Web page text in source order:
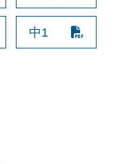
中1